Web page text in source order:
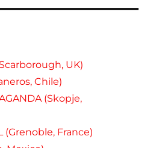
UK)
Chile)
(Skopje,
(Grenoble, France)